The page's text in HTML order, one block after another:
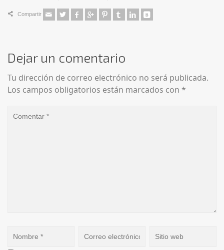
Compartir
Dejar un comentario
Tu dirección de correo electrónico no será publicada.
Los campos obligatorios están marcados con *